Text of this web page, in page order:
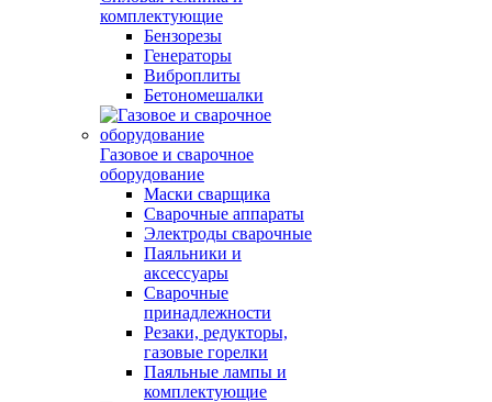
комплектующие
Бензорезы
Генераторы
Виброплиты
Бетономешалки
Газовое и сварочное
оборудование
Маски сварщика
Сварочные аппараты
Электроды сварочные
Паяльники и
аксессуары
Сварочные
принадлежности
Резаки, редукторы,
газовые горелки
Паяльные лампы и
комплектующие